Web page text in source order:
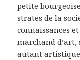
petite
strates de la
connaissances
marchand d’art,
autant